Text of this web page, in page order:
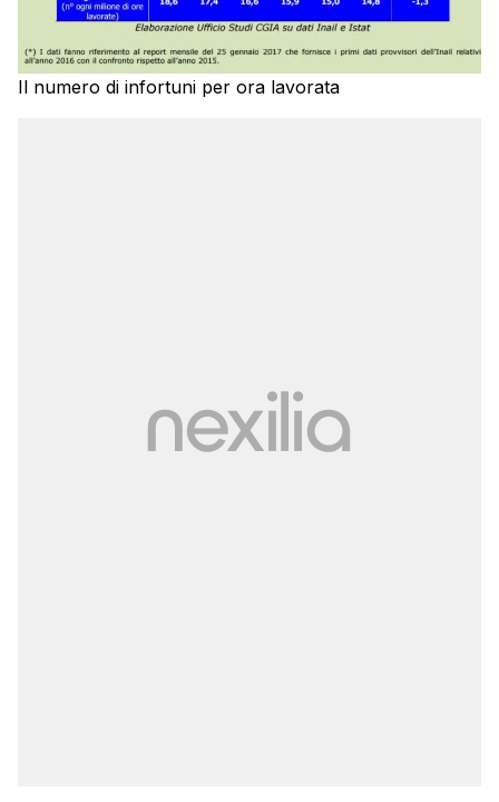
Il numero di infortuni per ora lavorata